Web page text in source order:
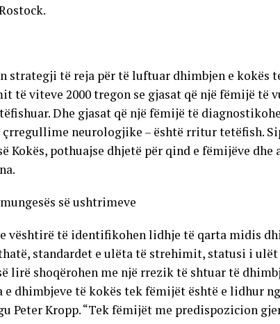
strategji të reja për të luftuar dhimbjen e kokës
të viteve 2000 tregon se gjasat që një fëmijë të
Dhe gjasat që një fëmijë të
neurologjike – është rritur tetëfish.
Kokës, pothuajse dhjetë për qind e fëmijëve dhe
së ushtrimeve
e vështirë të identifikohen lidhje të qarta midis
standardet e ulëta të strehimit, statusi i
lirë shoqërohen me një rrezik të shtuar të
dhimbjeve të kokës tek fëmijët është e lidhur
Peter Kropp. “Tek fëmijët me predispozicion